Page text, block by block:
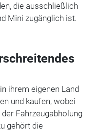
die ausschließlich
Mini zugänglich ist.
ihrem eigenen Land
und kaufen, wobei
Fahrzeugabholung
gehört die